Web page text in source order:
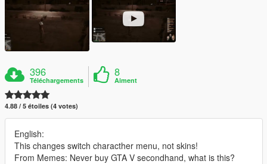
396
Téléchargements
8
Aiment
4.88 / 5 étoiles (4 votes)
English:
This changes switch characther menu, not skins!
From Memes: Never buy GTA V secondhand, what is this?